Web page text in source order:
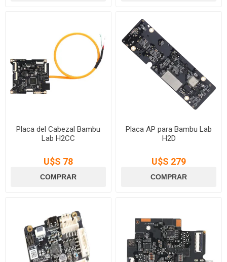
Placa del Cabezal Bambu
Lab H2CC
U$S 78
Placa AP para Bambu Lab
H2D
U$S 279